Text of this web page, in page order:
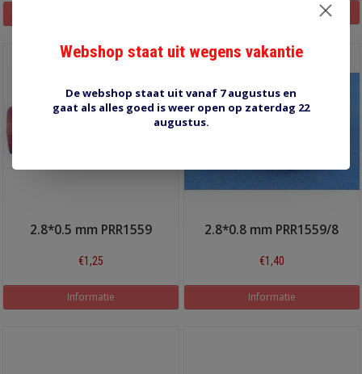
2.8*0.5 mm PRR1559
€1,25
Informatie
2.8*0.8 mm PRR1559/8
€1,40
Informatie
Webshop staat uit wegens vakantie
De webshop staat uit vanaf 7 augustus en
gaat als alles goed is weer open op zaterdag 22
augustus.